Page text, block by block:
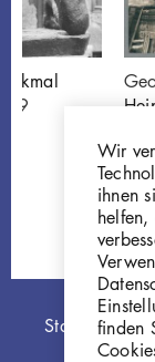
Startseite
Wir
ihnen
finden